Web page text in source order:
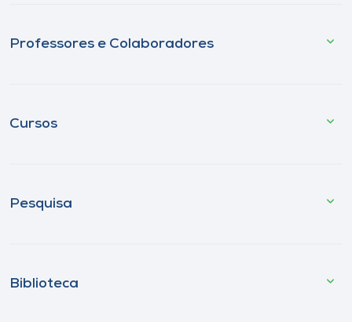
Professores e Colaboradores
Cursos
Pesquisa
Biblioteca